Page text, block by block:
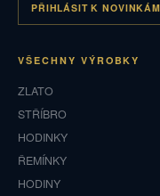
PŘIHLÁSIT K NOVINKÁM
VŠECHNY VÝROBKY
ZLATO
STŘÍBRO
HODINKY
ŘEMÍNKY
HODINY